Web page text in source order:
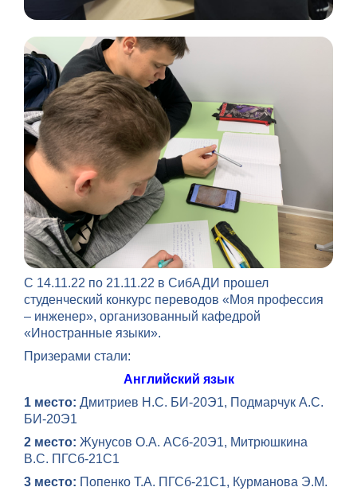
С 14.11.22 по 21.11.22 в СибАДИ прошел
студенческий конкурс переводов «Моя профессия
– инженер», организованный кафедрой
«Иностранные языки».
Призерами стали:
Английский язык
1 место: Дмитриев Н.С. БИ-20Э1, Подмарчук А.С.
БИ-20Э1
2 место: Жунусов О.А. АСб-20Э1, Митрюшкина
В.С. ПГСб-21С1
3 место: Попенко Т.А. ПГСб-21С1, Курманова Э.М.